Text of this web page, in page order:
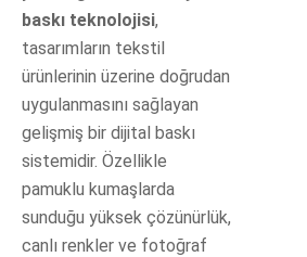
baskı teknolojisi,
tasarımların tekstil
ürünlerinin üzerine doğrudan
uygulanmasını sağlayan
gelişmiş bir dijital baskı
sistemidir. Özellikle
pamuklu kumaşlarda
sunduğu yüksek çözünürlük,
canlı renkler ve fotoğraf